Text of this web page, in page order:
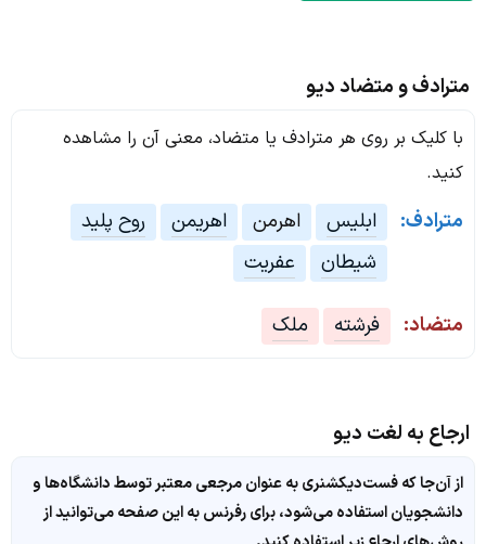
مترادف و متضاد دیو
با کلیک بر روی هر مترادف یا متضاد، معنی آن را مشاهده
کنید.
مترادف: ابلیس اهرمن اهریمن
روح پلید
شیطان
عفریت
متضاد: فرشته ملک
ارجاع به لغت دیو
از آن‌جا که فست‌دیکشنری به عنوان مرجعی معتبر توسط دانشگاه‌ها و
دانشجویان استفاده می‌شود، برای رفرنس به این صفحه می‌توانید از